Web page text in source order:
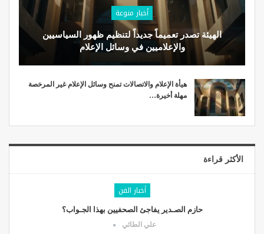
أخبار منوعة
الهيئة تصدر تعميماً جديداً لتنظيم ظهور السياسيين
والإعلاميين في وسائل الإعلام
هيأة الإعلام والاتصالات تمنح وسائل الإعلام غير المرخصة
مهلة أخيرة…
الأكثر قراءة
أخبار الفن
حازم الصـدير يفاجئ الصحفيين بهذا الجـواب؟
علي الطائي